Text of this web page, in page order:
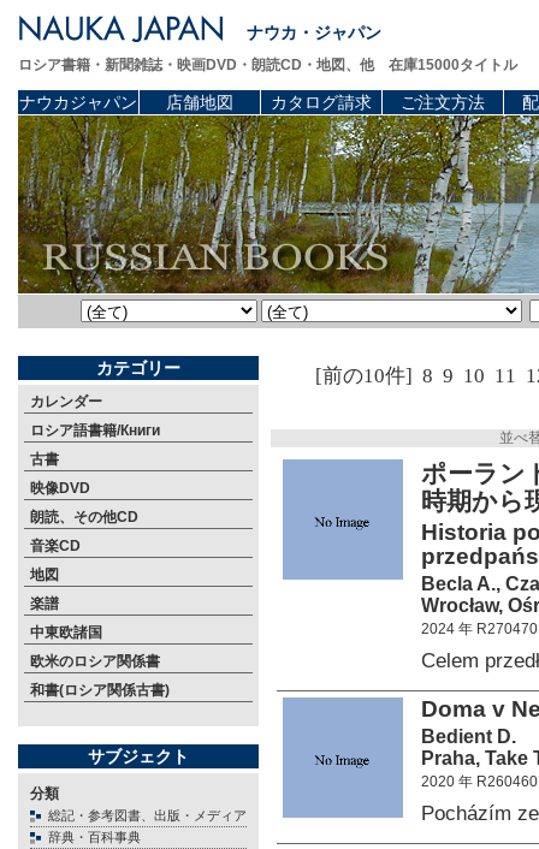
ナウカ・ジャパン
ロシア書籍・新聞雑誌・映画DVD・朗読CD・地図、他 在庫15000タイトル
ナウカジャパン 店舗地図 カタログ請求 ご注文方法
カテゴリー
カレンダー
ロシア語書籍/Книги
古書
映像DVD
朗読、その他CD
音楽CD
地図
楽譜
中東欧諸国
欧米のロシア関係書
和書(ロシア関係古書)
サブジェクト
分類
総記・参考図書、出版・メディア
辞典・百科事典
[前の10件] 8 9 10 11
並べ
ポーラン
時期から
Historia
Becla A.,
Wrocław,
2024 年 R270470
Celem
Doma v
Bedient D.
Praha, Take
2020 年 R260460
Pocházím